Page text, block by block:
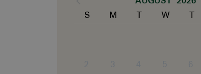
S
M T W T